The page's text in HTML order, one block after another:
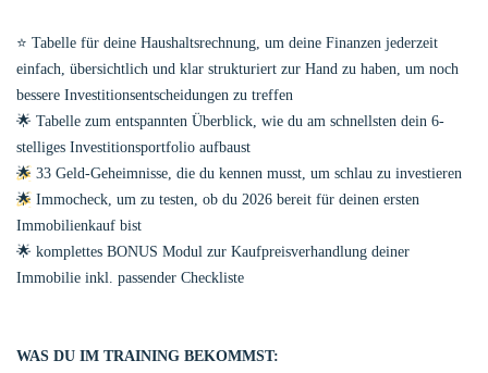
⭐️ Tabelle für deine Haushaltsrechnung, um deine Finanzen jederzeit
einfach, übersichtlich und klar strukturiert zur Hand zu haben, um noch
bessere Investitionsentscheidungen zu treffen
🌟 Tabelle zum entspannten Überblick, wie du am schnellsten dein 6-
stelliges Investitionsportfolio aufbaust
🌟 33 Geld-Geheimnisse, die du kennen musst, um schlau zu investieren
🌟 Immocheck, um zu testen, ob du 2026 bereit für deinen ersten
Immobilienkauf bist
🌟 komplettes BONUS Modul zur Kaufpreisverhandlung deiner
Immobilie inkl. passender Checkliste
WAS DU IM TRAINING BEKOMMST: